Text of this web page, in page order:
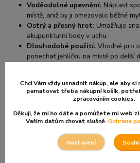
Voděodolné upevnění: Náplast
místě, aniž by ji omezovalo běžné
Ostrý a přesný hrot: Umožňuje
akupunkturní body v uchu.
Dlouhodobé použití: Vhodné pro
ponechat jehličku na místě po delší
manipulaci.
Rozměry jehliček: Šířka 0,20 mm x
Sterilní a snadno použitelné jehličky jsou
profesionály i nadšence tradiční čínské
Chci Vám vždy usnadnit nákup, ale aby
pamatovat třeba nákupní košík, po
zpracováním cookies.
Děkuji, že mi ho dáte a pomůžete mi web
Vašim datům chovat slušně. Ochrana
Nastavení